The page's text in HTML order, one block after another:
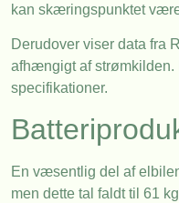
kan skæringspunktet
Derudover viser data fra
afhængigt af
specifikationer.
En væsentlig del af
men dette tal faldt til 61